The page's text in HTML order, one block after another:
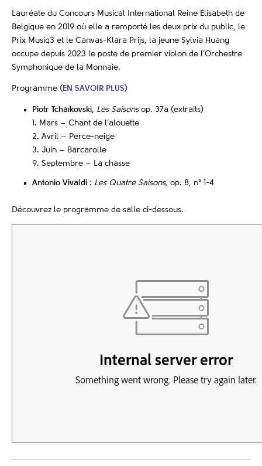
Lauréate du Concours Musical International Reine Elisabeth de
Belgique en 2019 où elle a remporté les deux prix du public, le
Prix Musiq3 et le Canvas-Klara Prijs, la jeune Sylvia Huang
occupe depuis 2023 le poste de premier violon de l’Orchestre
Symphonique de la Monnaie.
Programme (EN SAVOIR PLUS)
Piotr Tchaïkovski, Les Saisonsop. 37a (extraits)
1. Mars – Chant de l’alouette
2. Avril – Perce-neige
3. Juin – Barcarolle
9. Septembre – La chasse
Antonio Vivaldi : Les Quatre Saisons, op. 8, n° 1-4
Découvrez le programme de salle ci-dessous.